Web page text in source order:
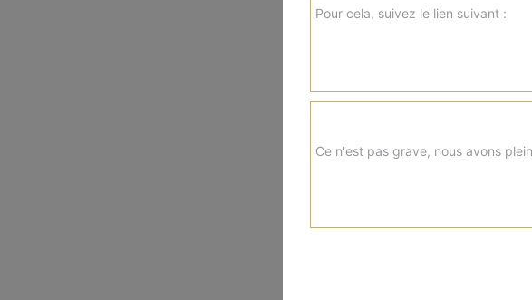
Pour cela, suivez le lien suivant :
Ce n'est pas grave, nous avons